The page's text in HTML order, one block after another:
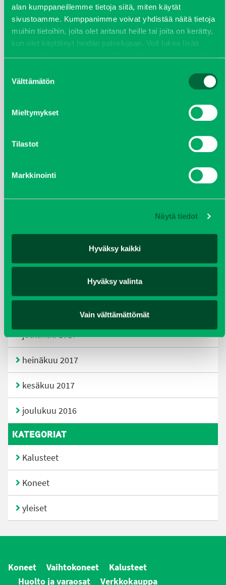
alan kumppaneillemme tietoja siitä, miten käytät
sivustoamme. Kumppanimme voivat yhdistää näitä tietoja
muihin tietoihin, joita olet antanut heille tai joita on kerätty,
kun olet käyttänyt heidän palvelujaan. Voit lukea lisää
valinta
Välttämätön
Mieltymykset
Tilastot
Markkinointi
Näytä tiedot
Hyväksy kaikki
Hyväksy valinta
Vain välttämättömät
joulukuu 2022
huhtikuu 2022
helmikuu 2022
joulukuu 2021
lokakuu 2021
huhtikuu 2019
tammikuu 2018
joulukuu 2017
heinäkuu 2017
kesäkuu 2017
joulukuu 2016
KATEGORIAT
Kalusteet
Koneet
yleiset
Koneet Vaihtokoneet
Kalusteet
Huolto ja varaosat
Verkkokauppa